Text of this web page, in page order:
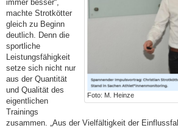
Foto: M. Heinze
immer besser“,
machte Strotkötter
gleich zu Beginn
deutlich. Denn die
sportliche
Leistungsfähigkeit
setze sich nicht nur
aus der Quantität
und Qualität des
eigentlichen
Trainings
zusammen. „Aus der Vielfältigkeit der